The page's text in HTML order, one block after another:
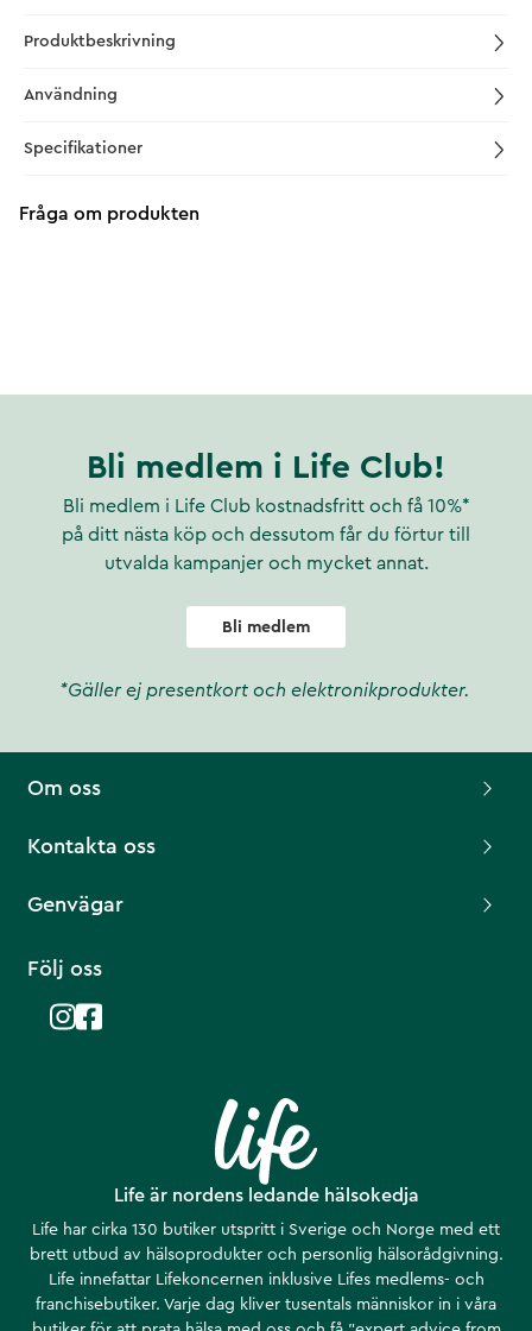
Produktbeskrivning
Användning
Specifikationer
Fråga om produkten
Bli medlem i Life Club!
Bli medlem i Life Club kostnadsfritt och få 10%*
på ditt nästa köp och dessutom får du förtur till
utvalda kampanjer och mycket annat.
Bli medlem
*Gäller ej presentkort och elektronikprodukter.
Life är nordens ledande hälsokedja
Life har cirka 130 butiker utspritt i Sverige och Norge med ett
brett utbud av hälsoprodukter och personlig hälsorådgivning.
Life innefattar Lifekoncernen inklusive Lifes medlems- och
franchisebutiker. Varje dag kliver tusentals människor in i våra
Om oss
Kontakta oss
Genvägar
Följ oss